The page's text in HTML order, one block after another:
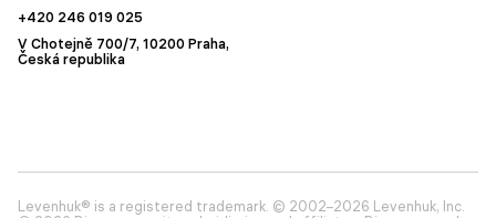
+420 246 019 025
V Chotejně 700/7, 10200 Praha,
Česká republika
Levenhuk® is a registered trademark. © 2002–2026 Levenhuk, Inc.